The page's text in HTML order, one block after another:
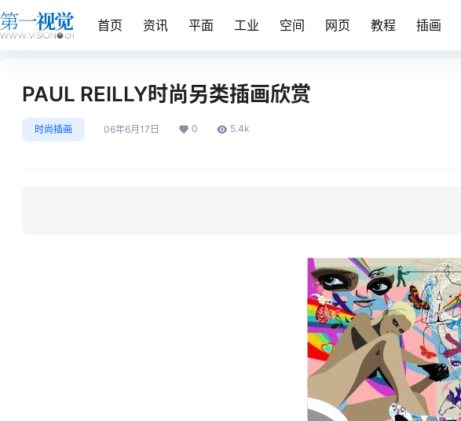
首页 资讯 平面 工业 空间 网页 教程 插画
PAUL REILLY时尚另类插画欣赏
时尚插画 06年6月17日 0 5.4k